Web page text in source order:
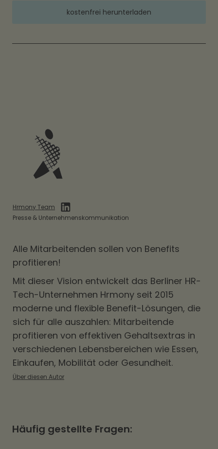
kostenfrei herunterladen
Hrmony Team
Presse & Unternehmenskommunikation
Alle Mitarbeitenden sollen von Benefits
profitieren!
Mit dieser Vision entwickelt das Berliner HR-
Tech-Unternehmen Hrmony seit 2015
moderne und flexible Benefit-Lösungen, die
sich für alle auszahlen: Mitarbeitende
profitieren von effektiven Gehaltsextras in
verschiedenen Lebensbereichen wie Essen,
Einkaufen, Mobilität oder Gesundheit.
Über diesen Autor
Häufig gestellte Fragen: